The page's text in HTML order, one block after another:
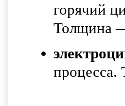
горячий
Толщина